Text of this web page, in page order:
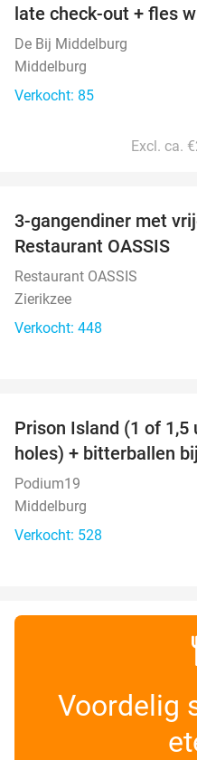
late check-out + fles
De Bij Middelburg
Middelburg
Verkocht: 85
Excl. ca.
3-gangendiner met
Restaurant OASSIS
Restaurant OASSIS
Zierikzee
Verkocht: 448
Prison Island (1 of
holes) + bitterballen
Podium19
Middelburg
Verkocht: 528
Voordelig